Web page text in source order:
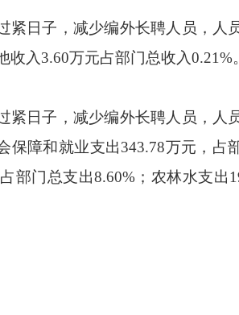
紧日子，减少编外长聘人员，人
入3.60万元占部门总收入0.21%。
紧日子，减少编外长聘人员，人
保障和就业支出343.78万元，占
部门总支出8.60%；农林水支出